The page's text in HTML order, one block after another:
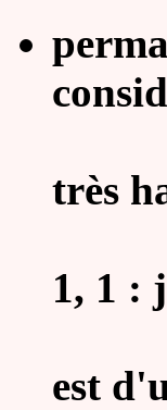
-
très
1, 1 :
-
est